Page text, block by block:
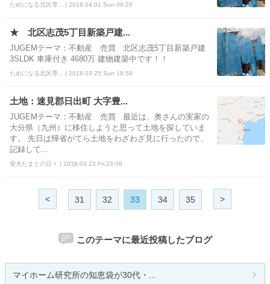
ためになる北区専... | 2018.04.01 Sun 09:26
★ 北区志茂5丁目新築戸建...
JUGEMテーマ：不動産 売買 北区志茂5丁目新築戸建
3SLDK 車庫付き 4680万 建物建築中です！！
ためになる北区専... | 2018.03.25 Sun 18:58
土地：速見郡日出町 大字豊...
JUGEMテーマ：不動産 売買 最近は、奥さんの実家の
大分県（九州）に移住しようと思って土地を探していま
す。 先日は帰省がてら土地をわざわざ見に行ったので、
記録して...
柴犬たまとの日々 | 2018.03.23 Fri 23:08
< 31 32 33 34 35 >
このテーマに最近投稿したブログ
マイホーム研究所の知恵袋が30代・...